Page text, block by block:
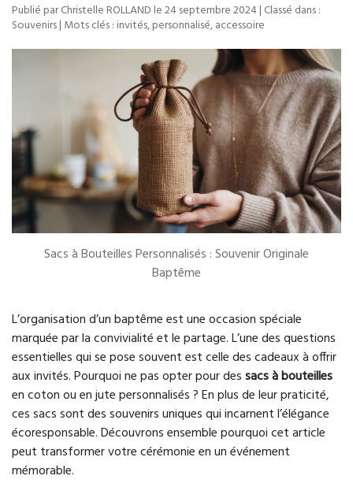
Publié par Christelle ROLLAND le24 septembre 2024| Classé dans :
Souvenirs| Mots clés : invités,personnalisé,accessoire
Sacs à Bouteilles Personnalisés : Souvenir Originale
Baptême
L’organisation d’un baptême est une occasion spéciale
marquée par la convivialité et le partage. L’une des questions
essentielles qui se pose souvent est celle des cadeaux à offrir
aux invités. Pourquoi ne pas opter pour dessacs à bouteilles
en coton ou en jute personnalisés ? En plus de leur praticité,
ces sacs sont des souvenirs uniques qui incarnent l’élégance
écoresponsable. Découvrons ensemble pourquoi cet article
peut transformer votre cérémonie en un événement
mémorable.